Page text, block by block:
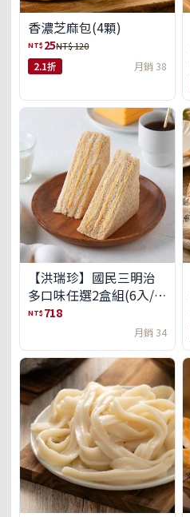
香濃芝麻包(4顆)
NT$ 25NT$ 120
2.1折 月銷 38
【洪瑞珍】國民三明治
多口味任選2盒組(6入/
盒)(免運)
NT$ 718
月銷 34